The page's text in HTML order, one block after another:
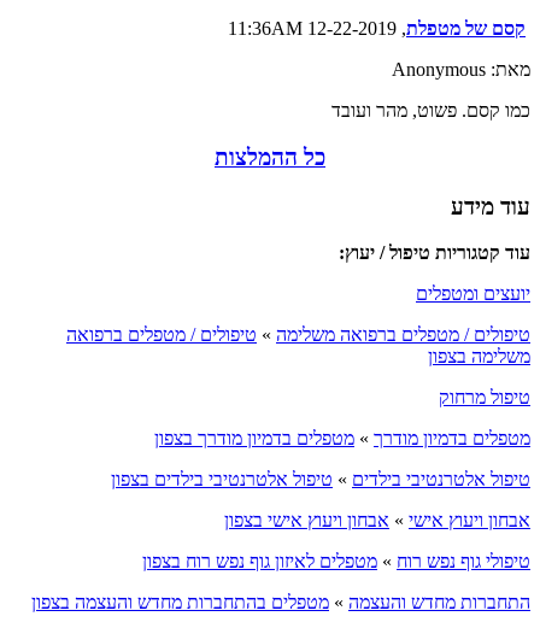
קסם של מטפלת, 12-22-2019 11:36AM
מאת: Anonymous
כמו קסם. פשוט, מהר ועובד
כל ההמלצות
עוד מידע
עוד קטגוריות טיפול / יעוץ:
יועצים ומטפלים
טיפולים / מטפלים ברפואה משלימה » טיפולים / מטפלים ברפואה
משלימה בצפון
טיפול מרחוק
מטפלים בדמיון מודרך » מטפלים בדמיון מודרך בצפון
טיפול אלטרנטיבי בילדים » טיפול אלטרנטיבי בילדים בצפון
אבחון ויעוץ אישי » אבחון ויעוץ אישי בצפון
טיפולי גוף נפש רוח » מטפלים לאיזון גוף נפש רוח בצפון
התחברות מחדש והעצמה » מטפלים בהתחברות מחדש והעצמה בצפון